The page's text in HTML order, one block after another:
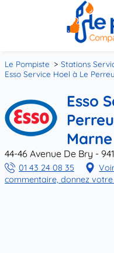
Le Pompiste Stations
Esso Service Hoel à Le
Esso
Marne
44-46 Avenue De Bry -
01 43 24 08 35
commentaire, donnez votre